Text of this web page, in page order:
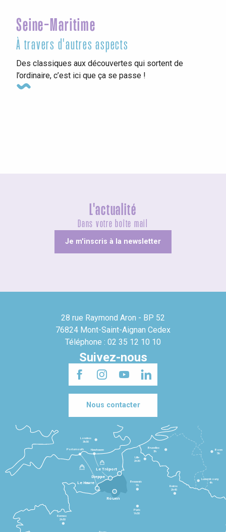
Seine-Maritime
À travers d'autres aspects
Des classiques aux découvertes qui sortent de
l’ordinaire, c’est ici que ça se passe !
L'actualité
Dans votre boîte mail
Je m'inscris à la newsletter
28 rue Raymond Aron - BP 52
76824 Mont-Saint-Aignan Cedex
Téléphone : 02 35 12 10 10
Suivez-nous
Nous contacter
Le Havre
Dieppe
Le Tréport
Rennes
2h30
Paris
1h30
Beauvais
1h
Reims
2h45
Lille
2h30
Bruxelles
3h
Londres
3h30
Newhaven
Portsmouth
Bonn
5h
Luxembourg
4h
Rouen